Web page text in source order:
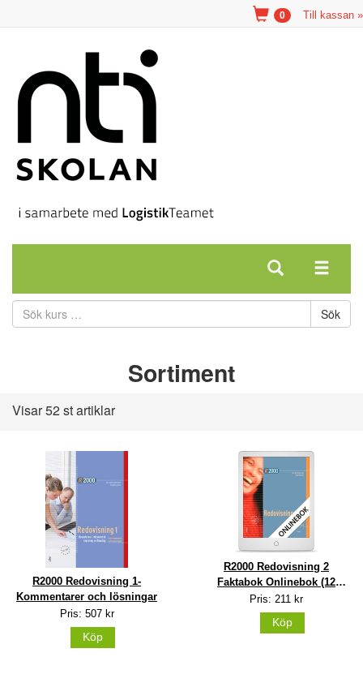
Till kassan »
0
Sök
Sortiment
Visar 52 st artiklar
R2000 Redovisning 1-
Kommentarer och lösningar
Pris: 507 kr
Köp
R2000 Redovisning 2
Faktabok Onlinebok (12
mån)
Pris: 211 kr
Köp